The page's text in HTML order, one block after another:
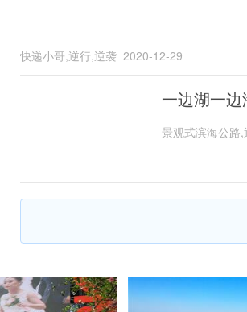
快递小哥,逆行,逆袭 2020-12-29
一边湖一
景观式滨海公路